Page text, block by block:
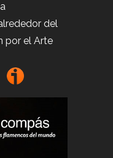
del
por el Arte